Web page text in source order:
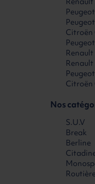
Citroën
Nos
S.U.V
Break
Berline
Routière